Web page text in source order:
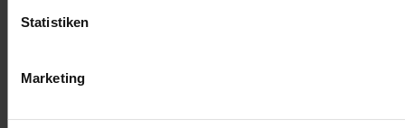
Statistiken
Marketing
Impressum